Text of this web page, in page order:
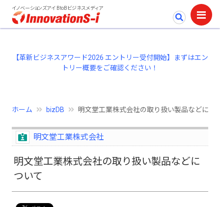
イノベーションズアイ BtoBビジネスメディア
【革新ビジネスアワード2026 エントリー受付開始】まずはエン
トリー概要をご確認ください！
ホーム bizDB 明文堂工業株式会社の取り扱い製品などにつ
明文堂工業株式会社
明文堂工業株式会社の取り扱い製品などに
ついて